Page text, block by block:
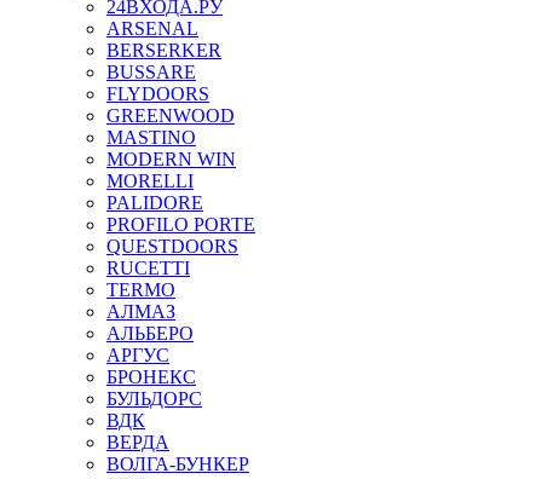
24ВХОДА.РУ
ARSENAL
BERSERKER
BUSSARE
FLYDOORS
GREENWOOD
MASTINO
MODERN WIN
MORELLI
PALIDORE
PROFILO PORTE
QUESTDOORS
RUCETTI
TERMO
АЛМАЗ
АЛЬБЕРО
АРГУС
БРОНЕКС
БУЛЬДОРС
ВДК
ВЕРДА
ВОЛГА-БУНКЕР